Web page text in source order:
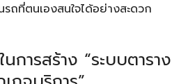
รถที่ตนเองสนใจได้อย่างสะดวก
การสร้าง “ระบบตาราง